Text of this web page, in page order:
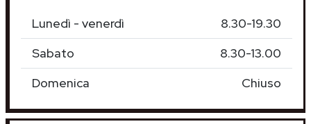
Lunedì - venerdì
8.30-19.30
Sabato
8.30-13.00
Domenica
Chiuso